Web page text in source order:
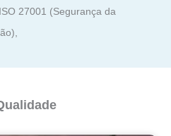
27001 (Segurança da